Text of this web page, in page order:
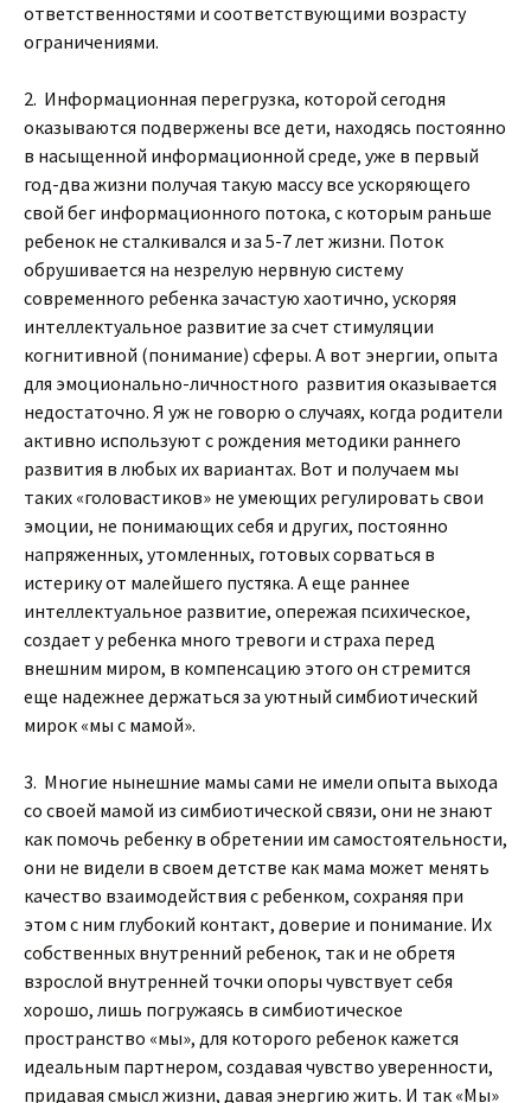
ответственностями и соответствующими возрасту
ограничениями.
2. Информационная перегрузка, которой сегодня
оказываются подвержены все дети, находясь постоянно
в насыщенной информационной среде, уже в первый
год-два жизни получая такую массу все ускоряющего
свой бег информационного потока, с которым раньше
ребенок не сталкивался и за 5-7 лет жизни. Поток
обрушивается на незрелую нервную систему
современного ребенка зачастую хаотично, ускоряя
интеллектуальное развитие за счет стимуляции
когнитивной (понимание) сферы. А вот энергии, опыта
для эмоционально-личностного развития оказывается
недостаточно. Я уж не говорю о случаях, когда родители
активно используют с рождения методики раннего
развития в любых их вариантах. Вот и получаем мы
таких «головастиков» не умеющих регулировать свои
эмоции, не понимающих себя и других, постоянно
напряженных, утомленных, готовых сорваться в
истерику от малейшего пустяка. А еще раннее
интеллектуальное развитие, опережая психическое,
создает у ребенка много тревоги и страха перед
внешним миром, в компенсацию этого он стремится
еще надежнее держаться за уютный симбиотический
мирок «мы с мамой».
3. Многие нынешние мамы сами не имели опыта выхода
со своей мамой из симбиотической связи, они не знают
как помочь ребенку в обретении им самостоятельности,
они не видели в своем детстве как мама может менять
качество взаимодействия с ребенком, сохраняя при
этом с ним глубокий контакт, доверие и понимание. Их
собственных внутренний ребенок, так и не обретя
взрослой внутренней точки опоры чувствует себя
хорошо, лишь погружаясь в симбиотическое
пространство «мы», для которого ребенок кажется
идеальным партнером, создавая чувство уверенности,
придавая смысл жизни, давая энергию жить. И так «Мы»